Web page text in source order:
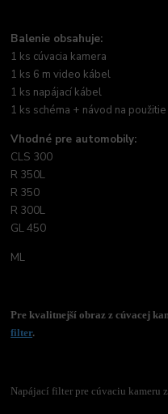
Balenie obsahuje:
1 ks cúvacia kamera
1 ks 6 m video kábel
1 ks napájací kábel
1 ks schéma + návod na
Vhodné pre automobily:
CLS 300
R 350L
R 350
R 300L
GL 450
ML
Pre kvalitnejší obraz z cúvacej
filter.
Napájací filter pre cúvaciu kameru